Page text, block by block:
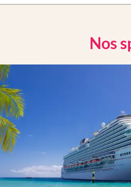
Nos